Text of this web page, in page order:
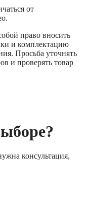
от
право вносить
и комплектацию
Просьба уточнять
и проверять товар
консультация,